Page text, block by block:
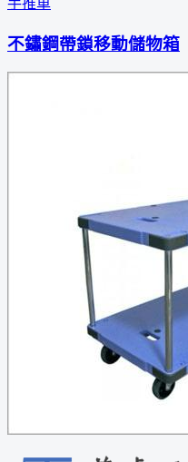
手推車
不鏽鋼帶鎖移動儲物箱